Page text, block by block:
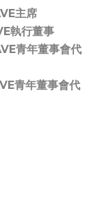
主席
執行董事
青年董事會代
年董事會代